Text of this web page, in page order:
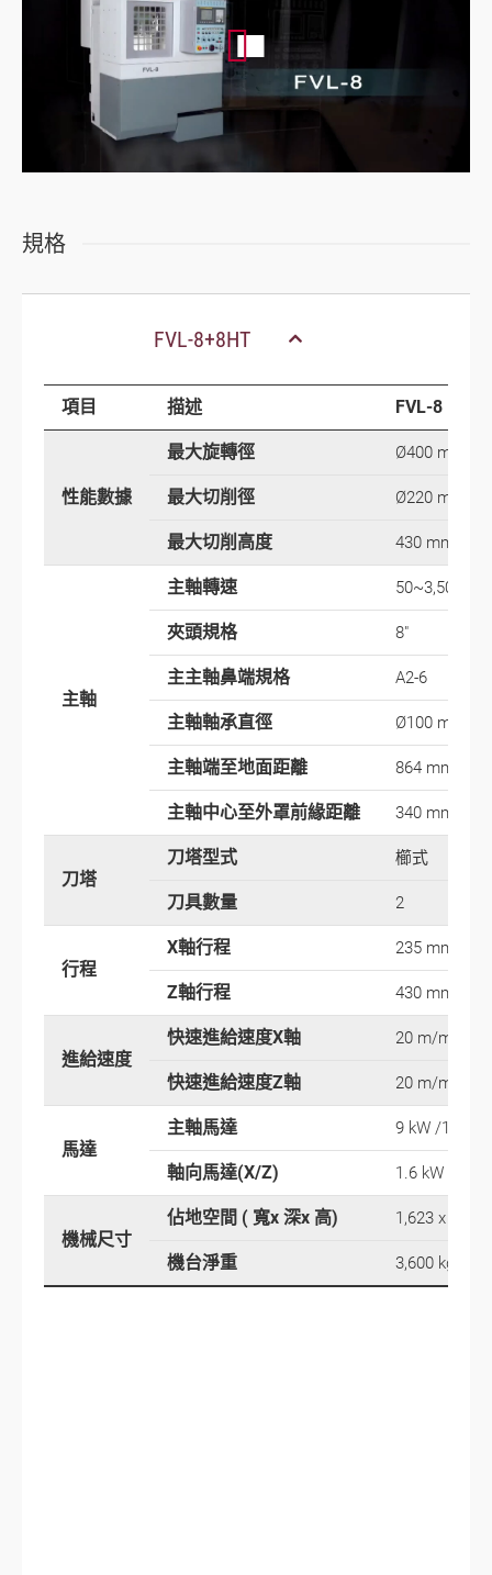
規格
FVL-8+8HT
項目 描述 FVL-8
性能數據
最大旋轉徑 Ø400 mm
最大切削徑 Ø220 mm
最大切削高度 430 mm
主軸
主軸轉速 50~3,500
夾頭規格 8"
主主軸鼻端規格 A2-6
主軸軸承直徑 Ø100 mm
主軸端至地面距離 864 mm
主軸中心至外罩前緣距離 340 mm
刀塔
刀塔型式 櫛式
刀具數量 2
行程
X軸行程 235 mm
Z軸行程 430 mm
進給速度
快速進給速度X軸 20 m/min
快速進給速度Z軸 20 m/min
馬達
主軸馬達 9 kW /11 kW
軸向馬達(X/Z) 1.6 kW / 1.6
機械尺寸
佔地空間 ( 寬x 深x 高) 1,623 x
機台淨重 3,600 kg